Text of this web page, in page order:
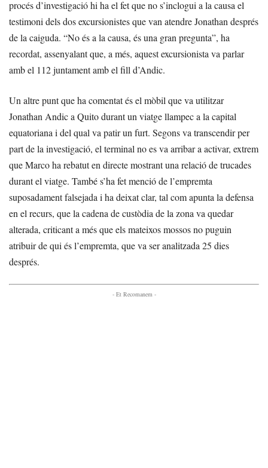
procés d’investigació hi ha el fet que no s’inclogui a la causa el
testimoni dels dos excursionistes que van atendre Jonathan després
de la caiguda. “No és a la causa, és una gran pregunta”, ha
recordat, assenyalant que, a més, aquest excursionista va parlar
amb el 112 juntament amb el fill d’Andic.
Un altre punt que ha comentat és el mòbil que va utilitzar
Jonathan Andic a Quito durant un viatge llampec a la capital
equatoriana i del qual va patir un furt. Segons va transcendir per
part de la investigació, el terminal no es va arribar a activar, extrem
que Marco ha rebatut en directe mostrant una relació de trucades
durant el viatge. També s’ha fet menció de l’empremta
suposadament falsejada i ha deixat clar, tal com apunta la defensa
en el recurs, que la cadena de custòdia de la zona va quedar
alterada, criticant a més que els mateixos mossos no puguin
atribuir de qui és l’empremta, que va ser analitzada 25 dies
després.
- Et Recomanem -